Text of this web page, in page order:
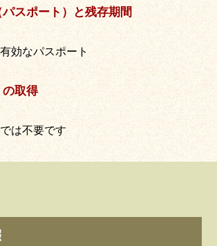
スポート）と残存期間
効なパスポート
の取得
は不要です